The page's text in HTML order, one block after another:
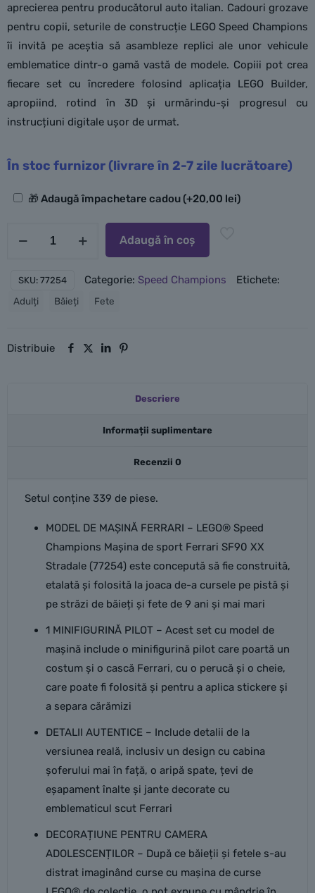
aprecierea pentru producătorul auto italian. Cadouri grozave
pentru copii, seturile de construcție LEGO Speed Champions
îi invită pe aceștia să asambleze replici ale unor vehicule
emblematice dintr-o gamă vastă de modele. Copiii pot crea
fiecare set cu încredere folosind aplicația LEGO Builder,
apropiind, rotind în 3D și urmărindu-și progresul cu
instrucțiuni digitale ușor de urmat.
În stoc furnizor (livrare în 2-7 zile lucrătoare)
Opțiuni🎁 Adaugă împachetare cadou(+20,00 lei)
sport
SF90
Adaugă în coș
SKU: 77254 Categorie: Speed Champions Etichete:
Adulți Băieți Fete
Distribuie
Descriere
Informații suplimentare
Recenzii 0
Setul conține 339 de piese.
MODEL DE MAȘINĂ FERRARI – LEGO® Speed
Champions Mașina de sport Ferrari SF90 XX
Stradale (77254) este concepută să fie construită,
etalată și folosită la joaca de-a cursele pe pistă și
pe străzi de băieți și fete de 9 ani și mai mari
1 MINIFIGURINĂ PILOT – Acest set cu model de
mașină include o minifigurină pilot care poartă un
costum și o cască Ferrari, cu o perucă și o cheie,
care poate fi folosită și pentru a aplica stickere și
a separa cărămizi
DETALII AUTENTICE – Include detalii de la
versiunea reală, inclusiv un design cu cabina
șoferului mai în față, o aripă spate, țevi de
eșapament înalte și jante decorate cu
emblematicul scut Ferrari
DECORAȚIUNE PENTRU CAMERA
ADOLESCENȚILOR – După ce băieții și fetele s-au
distrat imaginând curse cu mașina de curse